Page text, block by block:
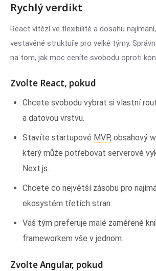
Rychlý verdikt
React vítězí ve flexibilitě a dosahu
vestavěné struktuře pro velké týmy.
na tom, jak moc ceníte svobodu oproti
Zvolte React, pokud
Chcete svobodu vybrat si vlastní
a datovou vrstvu.
Stavíte startupové MVP, obsahový
který může potřebovat serverové
Next.js.
Chcete co největší zásobu pro
ekosystém třetích stran.
Váš tým preferuje malé zaměřené
frameworkem vše v jednom.
Zvolte Angular, pokud